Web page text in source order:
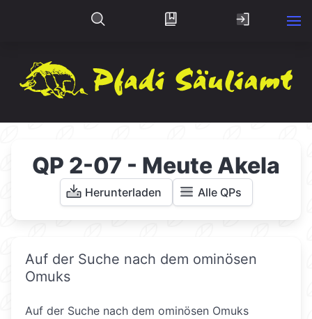
QP 2-07 - Meute Akela
Herunterladen Alle QPs
Auf der Suche nach dem ominösen
Omuks
Auf der Suche nach dem ominösen Omuks